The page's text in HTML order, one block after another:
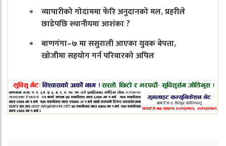
व्यापारीको गोदाममा फेरि अनुदानको मल, प्रहरीले
छाडेपछि स्थानीयमा आशंका ?
बाणगंगा–७ मा ससुराली आएका युवक बेपत्ता,
खोजीमा सहयोग गर्न परिवारको अपिल